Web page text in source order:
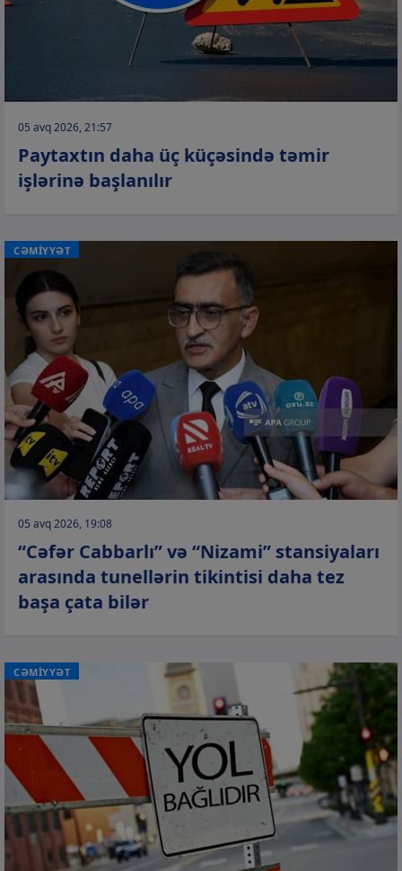
05 avq 2026, 21:57
Paytaxtın daha üç küçəsində təmir
işlərinə başlanılır
CƏMİYYƏT
05 avq 2026, 19:08
“Cəfər Cabbarlı” və “Nizami” stansiyaları
arasında tunellərin tikintisi daha tez
başa çata bilər
CƏMİYYƏT